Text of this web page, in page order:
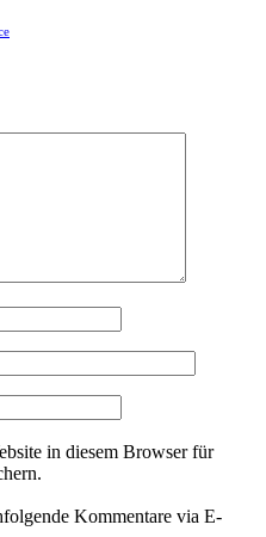
in diesem Browser für
Kommentare via E-